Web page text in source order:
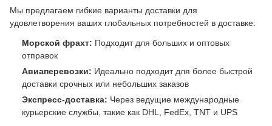
Мы предлагаем гибкие варианты доставки для
удовлетворения ваших глобальных потребностей в доставке:
Морской фрахт: Подходит для больших и оптовых
отправок
Авиаперевозки: Идеально подходит для более быстрой
доставки срочных или небольших заказов
Экспресс-доставка: Через ведущие международные
курьерские службы, такие как DHL, FedEx, TNT и UPS